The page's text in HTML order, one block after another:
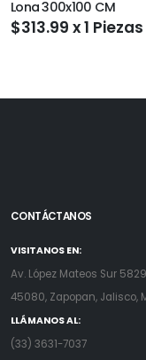
Lona 300x100 CM
$313.99 x 1 Piezas
CONTÁCTANOS
VISITANOS EN:
Av. López Mateos Sur
45080, Zapopan, Jalisco,
LLÁMANOS AL:
(33) 3631-7037